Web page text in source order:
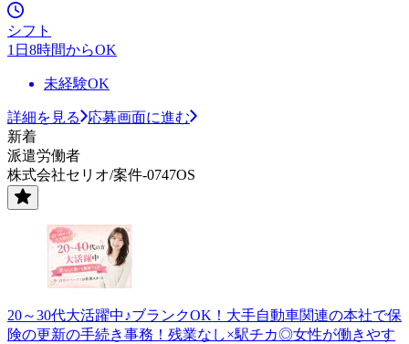
シフト
1日8時間からOK
未経験OK
詳細を見る
応募画面に進む
新着
派遣労働者
株式会社セリオ/案件-0747OS
20～30代大活躍中♪ブランクOK！大手自動車関連の本社で保
険の更新の手続き事務！残業なし×駅チカ◎女性が働きやす